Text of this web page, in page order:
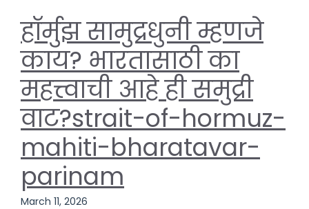
हॉर्मुझ सामुद्रधुनी म्हणजे
काय? भारतासाठी का
महत्त्वाची आहे ही समुद्री
वाट?strait-of-hormuz-
mahiti-bharatavar-
parinam
March 11, 2026